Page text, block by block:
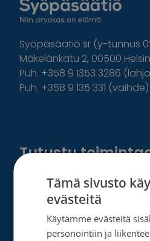
Syöpäsäätiö sr (y-tunnus
Mäkelänkatu 2, 00500
Puh. +358 9 1353 3286
Puh. +358 9 135 331 (vaihde)
Tutustu
Tietoa meistä
Ota yhteyttä
Tietosuoja- ja
Tämä sivusto
evästeitä
Käytämme evästeitä
personointiin ja